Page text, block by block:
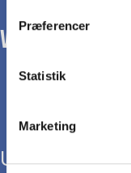
Præferencer
Statistik
Marketing
WE
Uddannelser